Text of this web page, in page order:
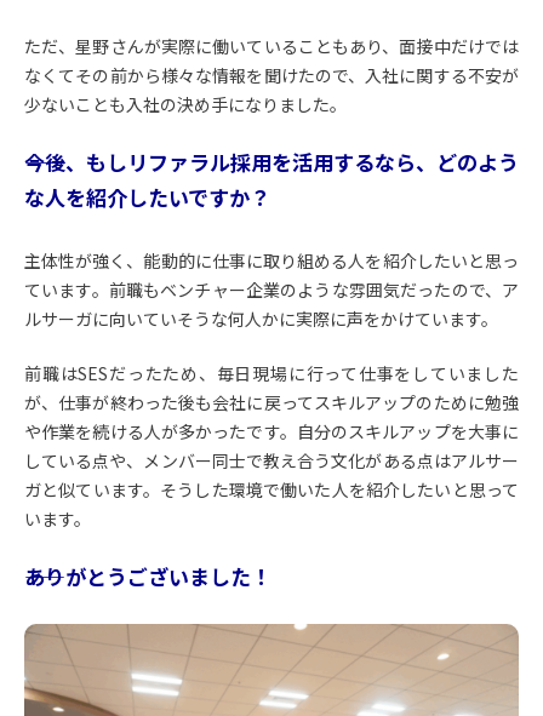
ただ、星野さんが実際に働いていることもあり、面接中だけでは
なくてその前から様々な情報を聞けたので、入社に関する不安が
少ないことも入社の決め手になりました。
――今後、もしリファラル採用を活用するなら、どのよう
な人を紹介したいですか？
主体性が強く、能動的に仕事に取り組める人を紹介したいと思っ
ています。前職もベンチャー企業のような雰囲気だったので、ア
ルサーガに向いていそうな何人かに実際に声をかけています。
前職はSESだったため、毎日現場に行って仕事をしていました
が、仕事が終わった後も会社に戻ってスキルアップのために勉強
や作業を続ける人が多かったです。自分のスキルアップを大事に
している点や、メンバー同士で教え合う文化がある点はアルサー
ガと似ています。そうした環境で働いた人を紹介したいと思って
います。
――ありがとうございました！